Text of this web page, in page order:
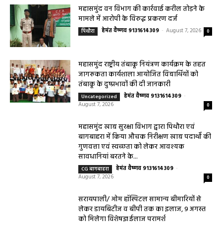
महासमुंद वन विभाग की कार्रवाई करील तोड़ने के
मामले में आरोपी के विरुद्ध प्रकरण दर्ज
पिथौरा हेमंत वैष्णव 9131614309 - August 7, 2026 0
महासमुंद राष्ट्रीय तंबाकू नियंत्रण कार्यक्रम के तहत
जागरूकता कार्यशाला आयोजित विद्यार्थियों को
तंबाकू के दुष्प्रभावों की दी जानकारी
Uncategorized हेमंत वैष्णव 9131614309 -
August 7, 2026
0
महासमुंद खाद्य सुरक्षा विभाग द्वारा पिथौरा एवं
बागबाहरा में किया औचक निरीक्षण खाद्य पदार्थों की
गुणवत्ता एवं स्वच्छता को लेकर आवश्यक
सावधानियां बरतने के...
CG बागबाहरा हेमंत वैष्णव 9131614309 -
August 7, 2026
0
सरायपाली/ ओम हॉस्पिटल सामान्य बीमारियों से
लेकर डायबिटीज व बीपी तक का इलाज, 9 अगस्त
को मिलेगा विशेषज्ञ ईलाज परामर्श